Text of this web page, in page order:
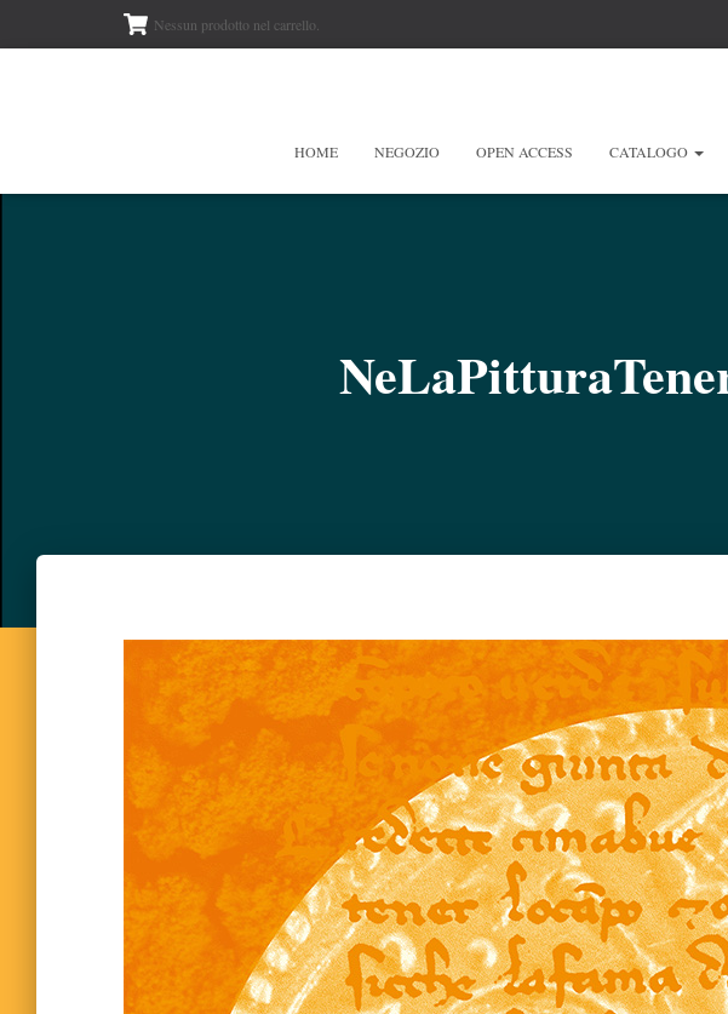
Nessun prodotto nel carrello.
HOME NEGOZIO OPEN ACCESS CATALOGO